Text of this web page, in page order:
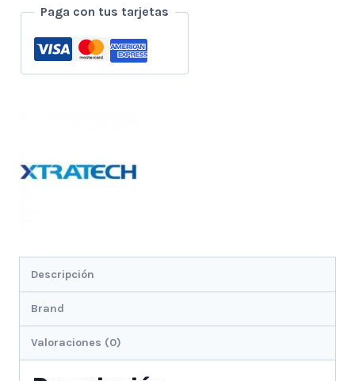
Y
Usb
(Poder)
Paga con tus tarjetas
Descripción
Brand
Valoraciones (0)